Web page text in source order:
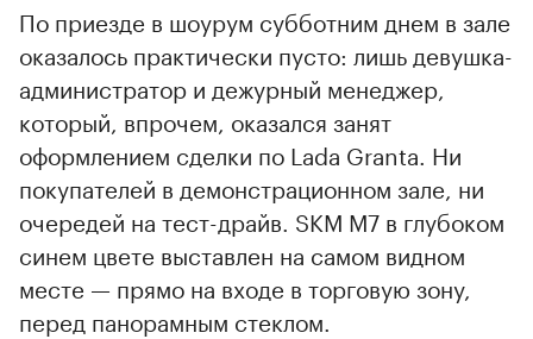
По приезде в шоурум субботним днем в зале
оказалось практически пусто: лишь девушка-
администратор и дежурный менеджер,
который, впрочем, оказался занят
оформлением сделки по Lada Granta. Ни
покупателей в демонстрационном зале, ни
очередей на тест-драйв. SKM M7 в глубоком
синем цвете выставлен на самом видном
месте — прямо на входе в торговую зону,
перед панорамным стеклом.